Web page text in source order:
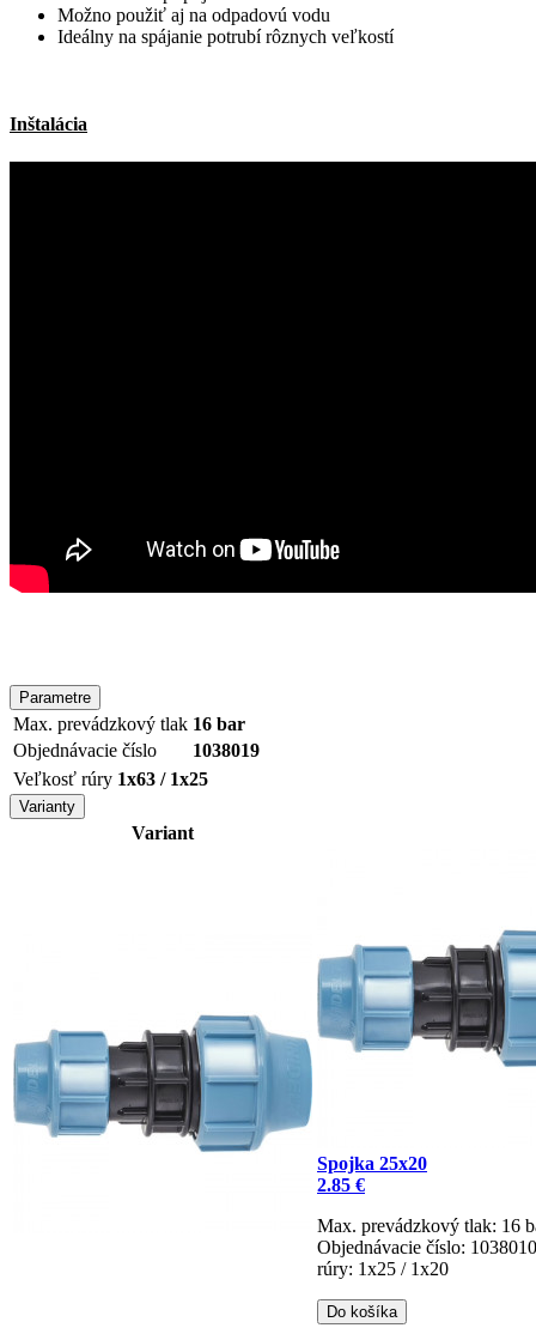
Možno použiť aj na odpadovú vodu
Ideálny na spájanie potrubí rôznych veľkostí
Inštalácia
Parametre
Max. prevádzkový tlak 16 bar
Objednávacie číslo
1038019
Veľkosť rúry 1x63 / 1x25
Varianty
Variant
Spojka 25x20
2.85 €
Max. prevádzkový tlak: 16
Objednávacie číslo:
rúry: 1x25 / 1x20
Do košíka